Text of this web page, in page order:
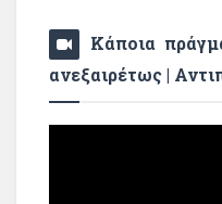
Κάποια
ανεξαιρέτως |